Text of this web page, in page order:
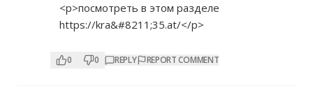
<p>посмотреть в этом разделе
https://kra&#8211;35.at/</p>
0 0 REPLY REPORT COMMENT